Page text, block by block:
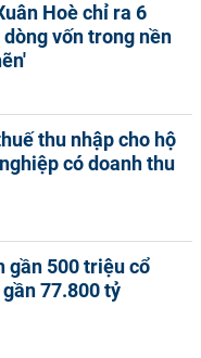
Hoè chỉ ra 6
vốn trong nền
thu nhập cho hộ
có doanh thu
gần 500 triệu cổ
77.800 tỷ